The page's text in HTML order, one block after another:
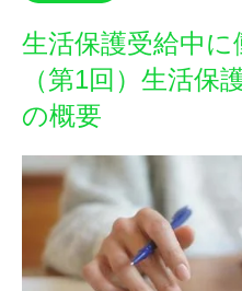
生活保護受給中
（第1回）生活保
の概要